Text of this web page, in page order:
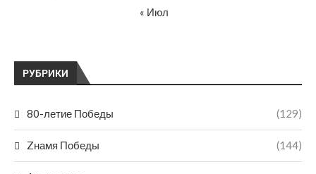
РУБРИКИ
80-летие Победы (129)
Zнамя Победы (144)
« Июл